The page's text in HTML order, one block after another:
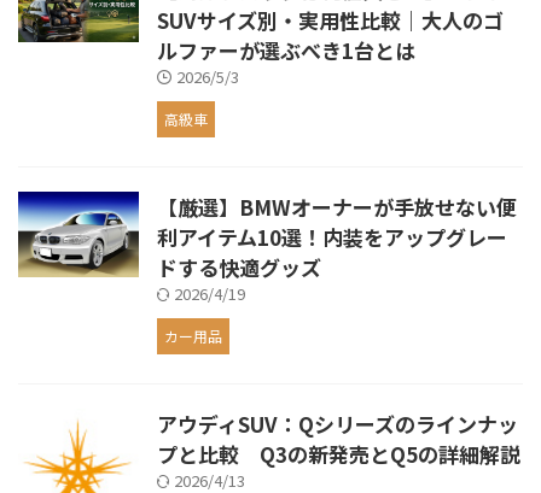
SUVサイズ別・実用性比較｜大人のゴ
ルファーが選ぶべき1台とは
2026/5/3
高級車
【厳選】BMWオーナーが手放せない便
利アイテム10選！内装をアップグレー
ドする快適グッズ
2026/4/19
カー用品
アウディSUV：Qシリーズのラインナッ
プと比較 Q3の新発売とQ5の詳細解説
2026/4/13